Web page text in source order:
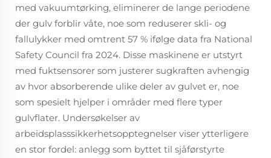
med vakuumtørking, eliminerer de lange periodene
der gulv forblir våte, noe som reduserer skli- og
fallulykker med omtrent 57 % ifølge data fra National
Safety Council fra 2024. Disse maskinene er utstyrt
med fuktsensorer som justerer sugkraften avhengig
av hvor absorberende ulike deler av gulvet er, noe
som spesielt hjelper i områder med flere typer
gulvflater. Undersøkelser av
arbeidsplasssikkerhetsopptegnelser viser ytterligere
en stor fordel: anlegg som byttet til sjåførstyrte